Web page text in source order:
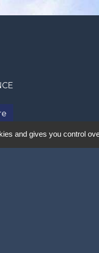
and gives you control